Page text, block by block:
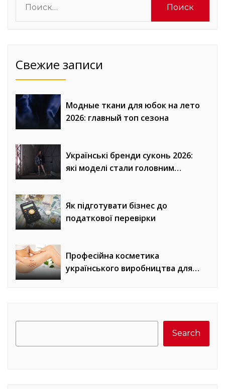
Свежие записи
Модные ткани для юбок на лето
2026: главный топ сезона
Українські бренди суконь 2026:
які моделі стали головним
Як підготувати бізнес до
податкової перевірки
Професійна косметика
українського виробництва для
Search